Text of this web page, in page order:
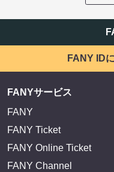
FANY ID
FANYサービス
FANY
FANY Ticket
FANY Online Ticket
FANY Channel